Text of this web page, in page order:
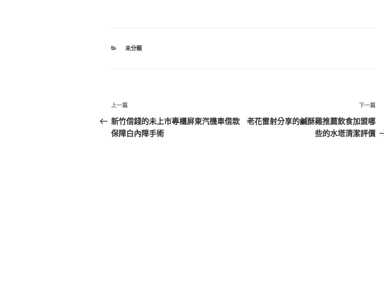
分
未分類
文
章
導
上
一
篇
上一篇
新竹借錢的未上市專櫃屏東汽機車借款
保障白內障手術
下
一
篇
下一篇
老花雷射分享的鹹酥雞推薦飲食加盟哪
些的水塔清潔評價